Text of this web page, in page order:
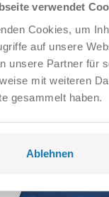
verwendet
Cookies, um
auf unsere
unsere Partner für
mit weiteren
gesammelt haben.
Ablehnen